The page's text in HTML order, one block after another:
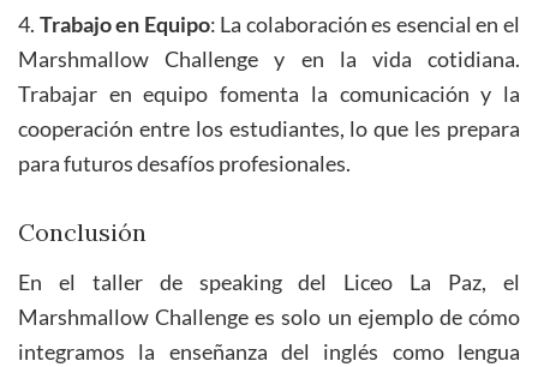
4. Trabajo en Equipo: La colaboración es esencial en el
Marshmallow Challenge y en la vida cotidiana.
Trabajar en equipo fomenta la comunicación y la
cooperación entre los estudiantes, lo que les prepara
para futuros desafíos profesionales.
Conclusión
En el taller de speaking del Liceo La Paz, el
Marshmallow Challenge es solo un ejemplo de cómo
integramos la enseñanza del inglés como lengua